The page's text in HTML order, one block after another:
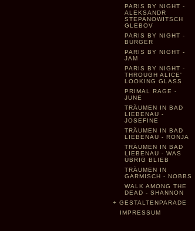
PARIS BY NIGHT -
ALEKSANDR
STEPANOWITSCH
GLEBOV
PARIS BY NIGHT -
BURGER
PARIS BY NIGHT -
JAM
PARIS BY NIGHT -
THROUGH ALICE'
LOOKING GLASS
PRIMAL RAGE -
JUNE
TRÄUMEN IN BAD
LIEBENAU -
JOSEFINE
TRÄUMEN IN BAD
LIEBENAU - RONJA
TRÄUMEN IN BAD
LIEBENAU - WAS
ÜBRIG BLIEB
TRÄUMEN IN
GARMISCH - NOBBS
WALK AMONG THE
DEAD - SHANNON
+ GESTALTENPARADE
IMPRESSUM